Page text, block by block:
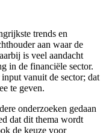
trends en
aan waar de
is veel aandacht
in de financiële sector.
vanuit de sector; dat
te geven.
onderzoeken gedaan
dat dit thema wordt
de keuze voor